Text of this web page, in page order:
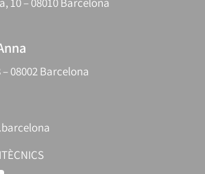
08002 Barcelona